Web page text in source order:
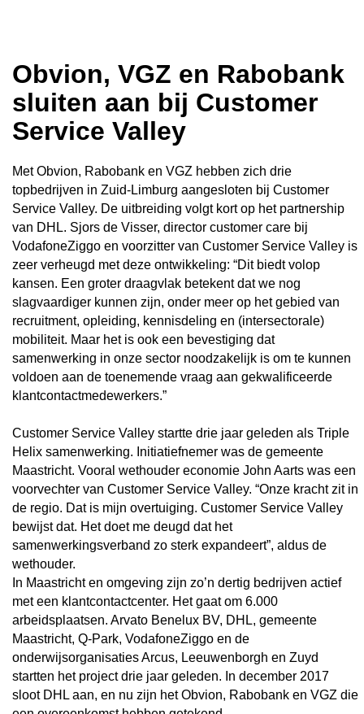
Obvion, VGZ en Rabobank
sluiten aan bij Customer
Service Valley
Met Obvion, Rabobank en VGZ hebben zich drie
topbedrijven in Zuid-Limburg aangesloten bij Customer
Service Valley. De uitbreiding volgt kort op het partnership
van DHL. Sjors de Visser, director customer care bij
VodafoneZiggo en voorzitter van Customer Service Valley is
zeer verheugd met deze ontwikkeling: “Dit biedt volop
kansen. Een groter draagvlak betekent dat we nog
slagvaardiger kunnen zijn, onder meer op het gebied van
recruitment, opleiding, kennisdeling en (intersectorale)
mobiliteit. Maar het is ook een bevestiging dat
samenwerking in onze sector noodzakelijk is om te kunnen
voldoen aan de toenemende vraag aan gekwalificeerde
klantcontactmedewerkers.”
Customer Service Valley startte drie jaar geleden als Triple
Helix samenwerking. Initiatiefnemer was de gemeente
Maastricht. Vooral wethouder economie John Aarts was een
voorvechter van Customer Service Valley. “Onze kracht zit in
de regio. Dat is mijn overtuiging. Customer Service Valley
bewijst dat. Het doet me deugd dat het
samenwerkingsverband zo sterk expandeert”, aldus de
wethouder.
In Maastricht en omgeving zijn zo’n dertig bedrijven actief
met een klantcontactcenter. Het gaat om 6.000
arbeidsplaatsen. Arvato Benelux BV, DHL, gemeente
Maastricht, Q-Park, VodafoneZiggo en de
onderwijsorganisaties Arcus, Leeuwenborgh en Zuyd
startten het project drie jaar geleden. In december 2017
sloot DHL aan, en nu zijn het Obvion, Rabobank en VGZ die